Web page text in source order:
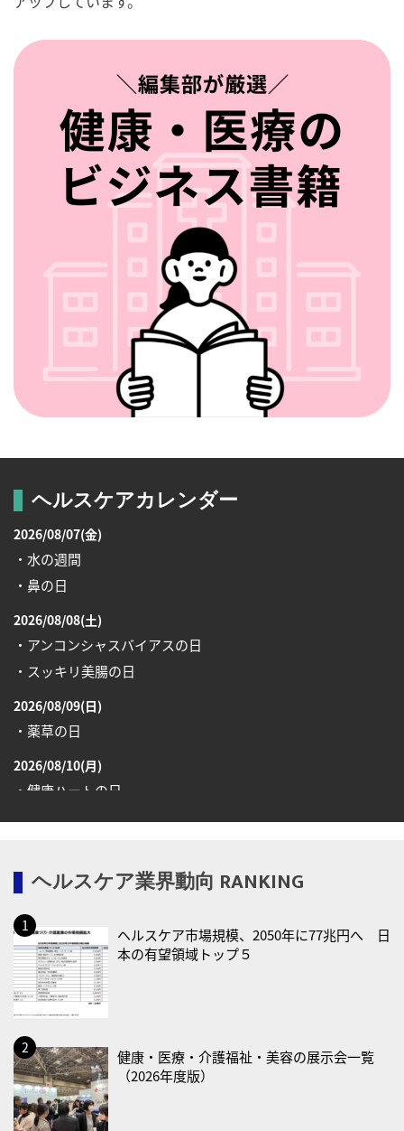
ヘルスケアカレンダー
2026/08/07(金)
・水の週間
・鼻の日
2026/08/08(土)
・アンコンシャスバイアスの日
・スッキリ美腸の日
2026/08/09(日)
・薬草の日
2026/08/10(月)
・健康ハートの日
・育児の日
2026/08/13(木)
・一汁三菜の日
2026/08/17(月)
・減塩の日
・防犯の日
2026/08/19(水)
・世界人道デー
ヘルスケア業界動向 RANKING
ヘルスケア市場規模、2050年に77兆円へ 日
本の有望領域トップ５
健康・医療・介護福祉・美容の展示会一覧
（2026年度版）